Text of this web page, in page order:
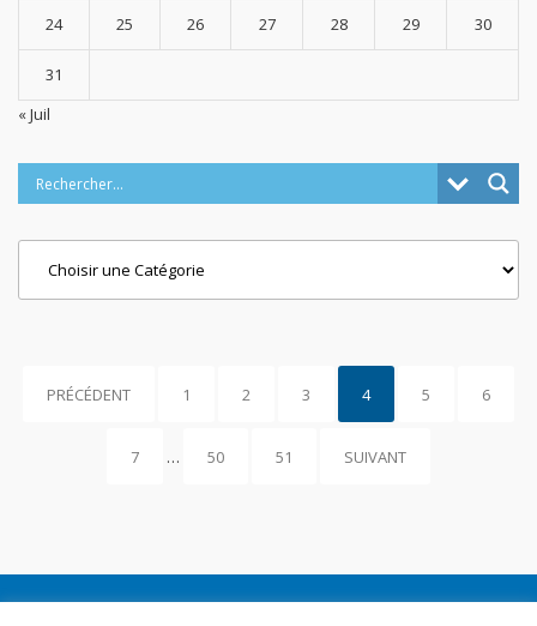
24 25 26 27 28 29 30
31
« Juil
PRÉCÉDENT 1 2 3 4 5 6
7 … 50 51 SUIVANT